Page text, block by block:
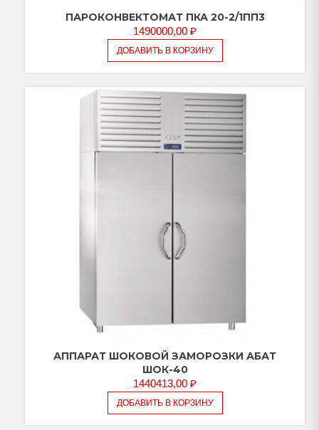
ПАРОКОНВЕКТОМАТ ПКА 20-2/1ПП3
1490000,00 ₽
ДОБАВИТЬ В КОРЗИНУ
АППАРАТ ШОКОВОЙ ЗАМОРОЗКИ АБАТ
ШОК-40
1440413,00 ₽
ДОБАВИТЬ В КОРЗИНУ